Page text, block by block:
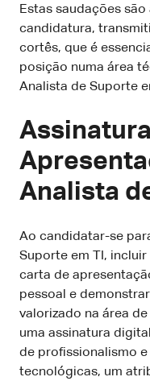
Estas saudações
candidatura,
cortês, que é
posição numa área
Analista de Suporte
Analista
Ao candidatar-se
Suporte em TI,
carta de
pessoal e
valorizado na área
uma assinatura
de profissionalismo
tecnológicas, um